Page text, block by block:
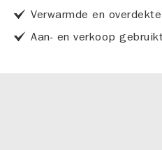
Verwarmde en
Aan- en verkoop